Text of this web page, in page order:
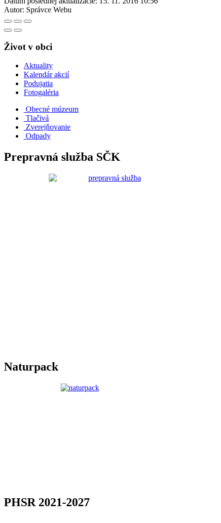
Autor: Správce Webu
Život v obci
Aktuality
Kalendár akcií
Podujatia
Fotogaléria
Obecné múzeum
Tlačivá
Zverejňovanie
Odpady
Prepravná služba SČK
Naturpack
PHSR 2021-2027